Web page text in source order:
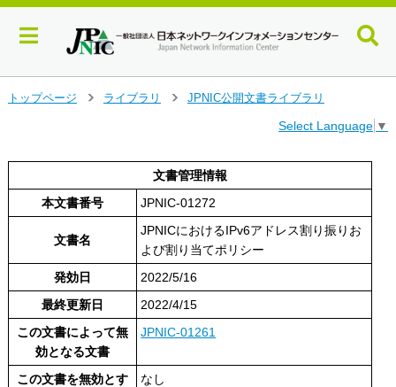
ツ
ン
トップページ
ライブラリ
JPNIC公開文書ライブラリ
Select Language ▼
文書管理情報
本文書番号
JPNIC-01272
文書名
JPNICにおけるIPv6アドレス割り振りお
よび割り当てポリシー
発効日
2022/5/16
最終更新日
2022/4/15
この文書によって無
効となる文書
JPNIC-01261
この文書を無効とす
なし